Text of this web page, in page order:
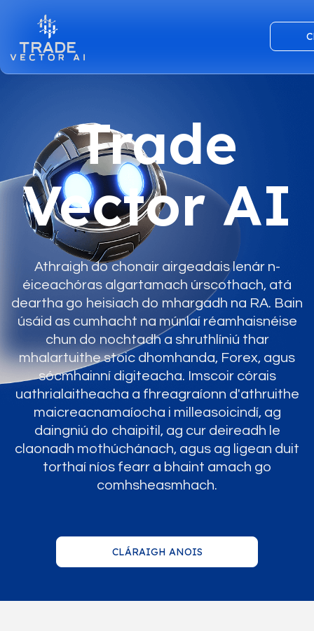
Trade
Vector AI
Athraigh do chonair airgeadais lenár n-
éiceachóras algartamach úrscothach, atá
deartha go heisiach do mhargadh na RA. Bain
úsáid as cumhacht na múnlaí réamhaisnéise
chun do nochtadh a shruthlíniú thar
mhalartuithe stoic dhomhanda, Forex, agus
sócmhainní digiteacha. Imscoir córais
uathrialaitheacha a fhreagraíonn d'athruithe
maicreacnamaíocha i milleasoicindí, ag
daingniú do chaipitil, ag cur deireadh le
claonadh mothúchánach, agus ag ligean duit
torthaí níos fearr a bhaint amach go
comhsheasmhach.
CLÁRAIGH ANOIS